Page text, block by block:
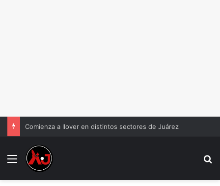
Comienza a llover en distintos sectores de Juárez
Menu